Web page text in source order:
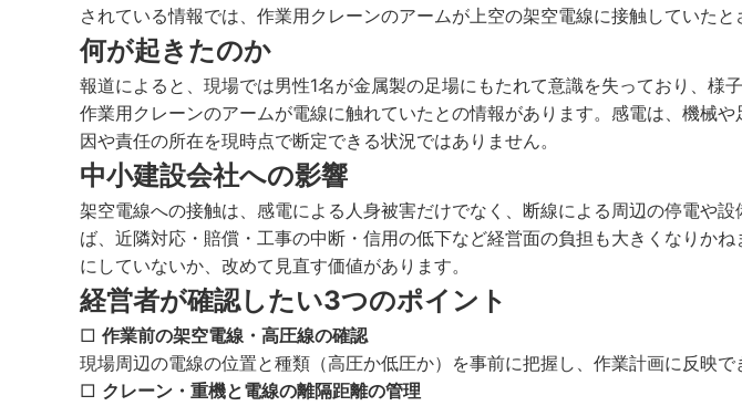
されている情報では、作業用クレーンのアームが上空の架空電線に接触していたと
何が起きたのか
報道によると、現場では男性1名が金属製の足場にもたれて意識を失っており、様
作業用クレーンのアームが電線に触れていたとの情報があります。感電は、機械
因や責任の所在を現時点で断定できる状況ではありません。
中小建設会社への影響
架空電線への接触は、感電による人身被害だけでなく、断線による周辺の停電や
ば、近隣対応・賠償・工事の中断・信用の低下など経営面の負担も大きくなりか
にしていないか、改めて見直す価値があります。
経営者が確認したい3つのポイント
□ 作業前の架空電線・高圧線の確認
現場周辺の電線の位置と種類（高圧か低圧か）を事前に把握し、作業計画に反映で
□ クレーン・重機と電線の離隔距離の管理